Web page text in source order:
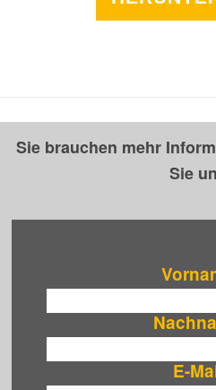
Sie brauchen mehr
Sie
E-